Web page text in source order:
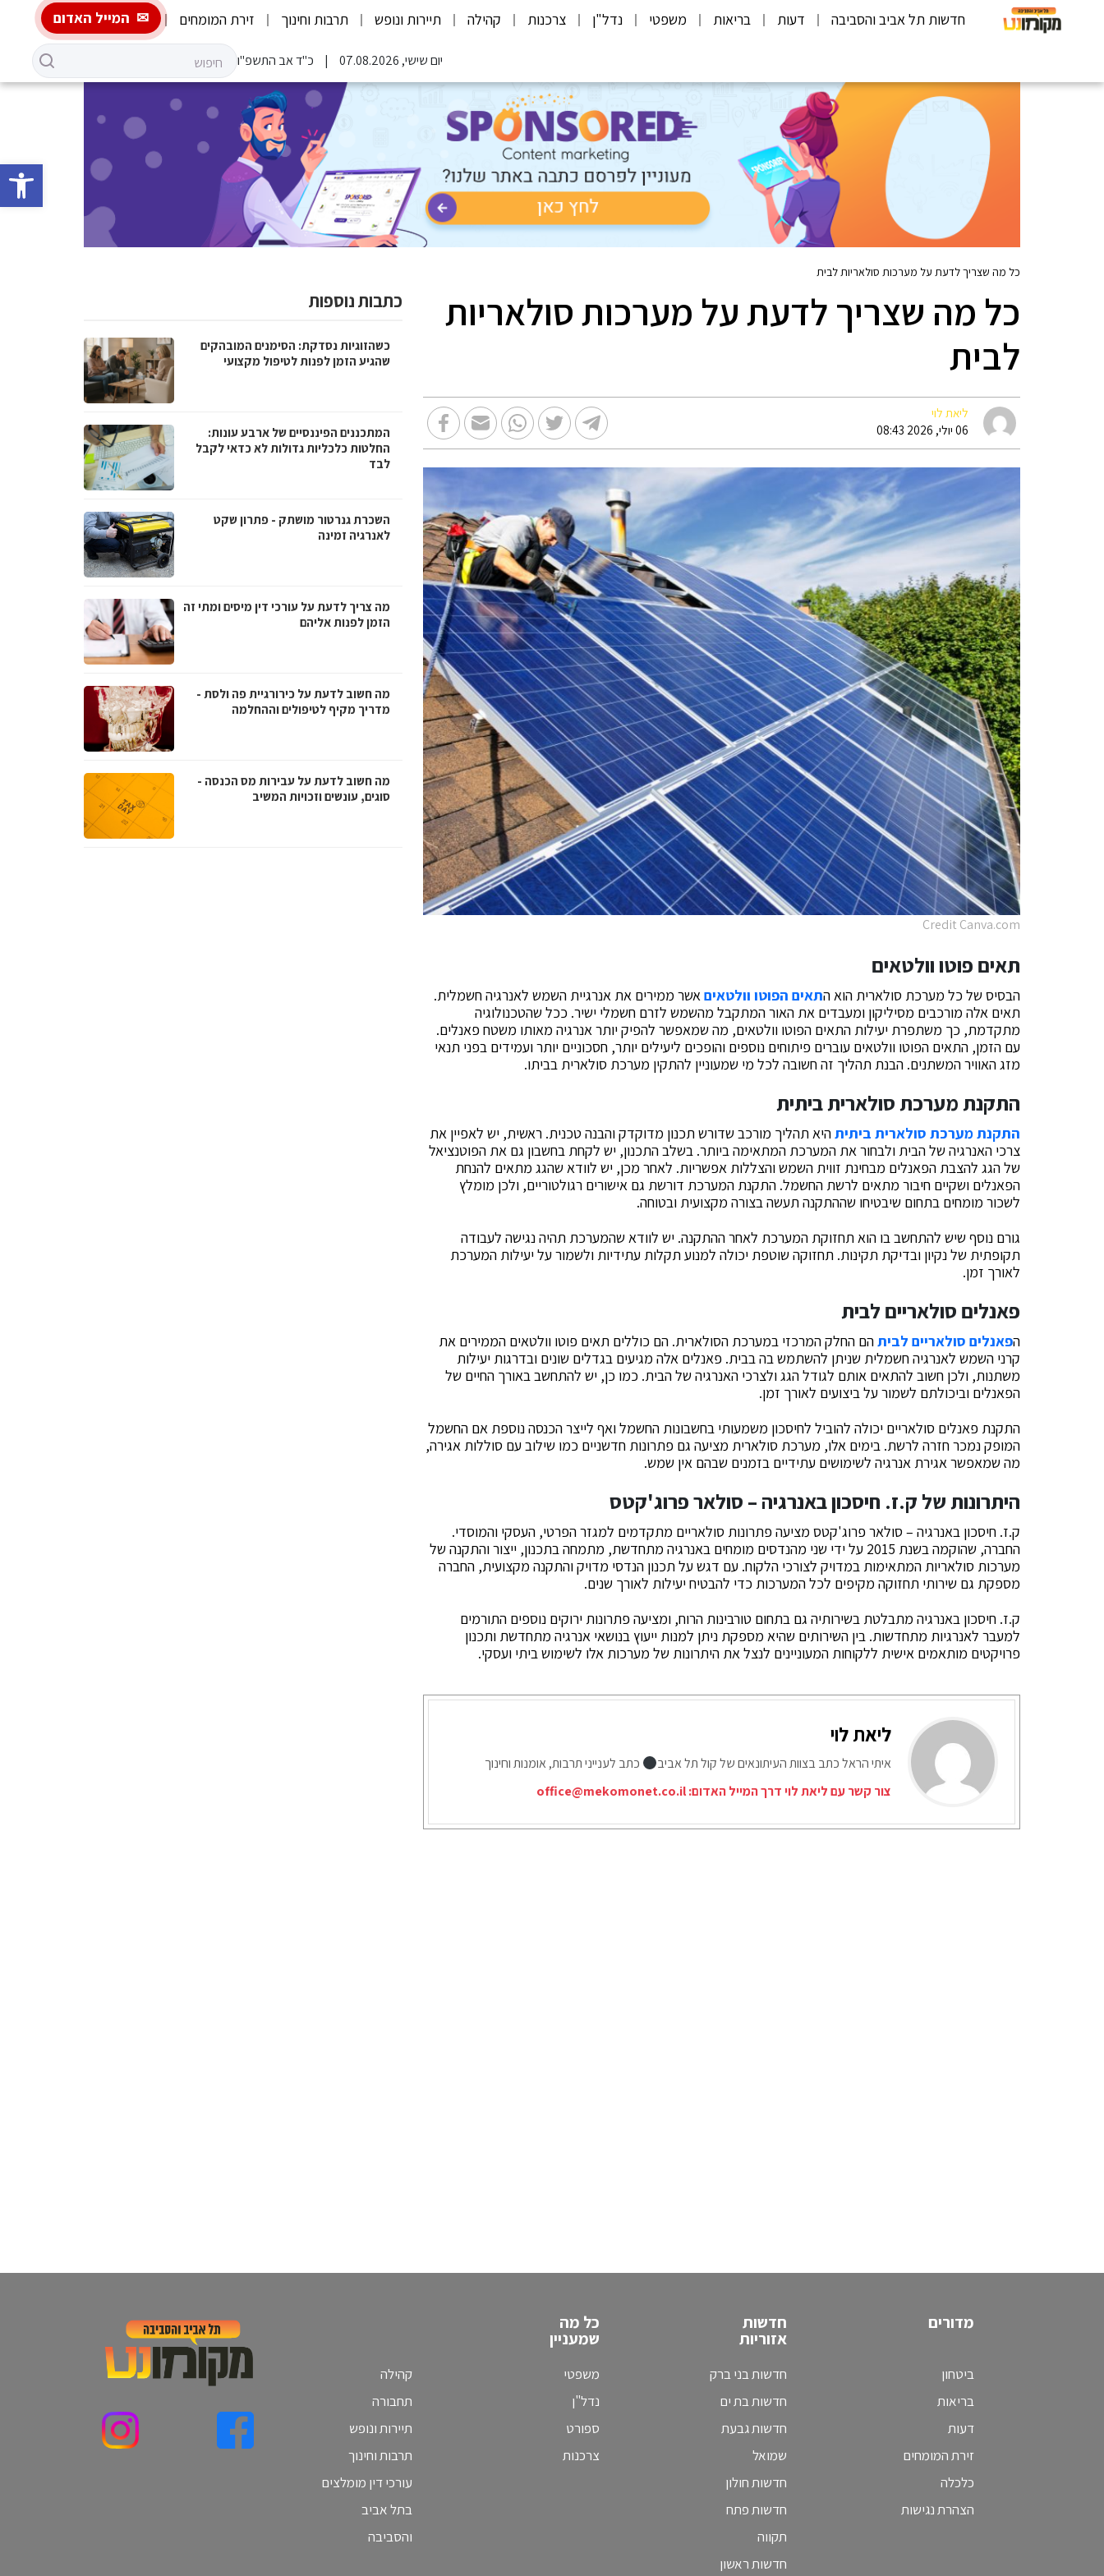
פתח
חדשות תל אביב והסביבה דעות בריאות משפטי נדל"ן צרכנות קהילה תיירות ונופש תרבות וחינוך זירת המומחים המייל האדום
יום שישי, 07.08.2026 כ"ד אב התשפ"ו
כל מה שצריך לדעת על מערכות סולאריות לבית
כל מה שצריך לדעת על מערכות סולאריות
לבית
ליאת לוי
06 יולי, 2026 08:43
Credit Canva.com
תאים פוטו וולטאים
הבסיס של כל מערכת סולארית הוא התאים הפוטו וולטאיםאשר ממירים את אנרגיית השמש לאנרגיה חשמלית.
תאים אלה מורכבים מסיליקון ומעבדים את האור המתקבל מהשמש לזרם חשמלי ישיר. ככל שהטכנולוגיה
מתקדמת, כך משתפרת יעילות התאים הפוטו וולטאים, מה שמאפשר להפיק יותר אנרגיה מאותו משטח פאנלים.
עם הזמן, התאים הפוטו וולטאים עוברים פיתוחים נוספים והופכים ליעילים יותר, חסכוניים יותר ועמידים בפני תנאי
מזג האוויר המשתנים. הבנת תהליך זה חשובה לכל מי שמעוניין להתקין מערכת סולארית בביתו.
התקנת מערכת סולארית ביתית
התקנת מערכת סולארית ביתיתהיא תהליך מורכב שדורש תכנון מדוקדק והבנה טכנית. ראשית, יש לאפיין את
צרכי האנרגיה של הבית ולבחור את המערכת המתאימה ביותר. בשלב התכנון, יש לקחת בחשבון גם את הפוטנציאל
של הגג להצבת הפאנלים מבחינת זווית השמש והצללות אפשריות. לאחר מכן, יש לוודא שהגג מתאים להנחת
הפאנלים ושקיים חיבור מתאים לרשת החשמל. התקנת המערכת דורשת גם אישורים רגולטוריים, ולכן מומלץ
לשכור מומחים בתחום שיבטיחו שההתקנה תעשה בצורה מקצועית ובטוחה.
גורם נוסף שיש להתחשב בו הוא תחזוקת המערכת לאחר ההתקנה. יש לוודא שהמערכת תהיה נגישה לעבודה
תקופתית של נקיון ובדיקת תקינות. תחזוקה שוטפת יכולה למנוע תקלות עתידיות ולשמור על יעילות המערכת
לאורך זמן.
פאנלים סולאריים לבית
הפאנלים סולאריים לביתהם החלק המרכזי במערכת הסולארית. הם כוללים תאים פוטו וולטאים הממירים את
קרני השמש לאנרגיה חשמלית שניתן להשתמש בה בבית. פאנלים אלה מגיעים בגדלים שונים ובדרגות יעילות
משתנות, ולכן חשוב להתאים אותם לגודל הגג ולצרכי האנרגיה של הבית. כמו כן, יש להתחשב באורך החיים של
הפאנלים וביכולתם לשמור על ביצועים לאורך זמן.
התקנת פאנלים סולאריים יכולה להוביל לחיסכון משמעותי בחשבונות החשמל ואף לייצר הכנסה נוספת אם החשמל
המופק נמכר חזרה לרשת. בימים אלו, מערכת סולארית מציעה גם פתרונות חדשניים כמו שילוב עם סוללות אגירה,
מה שמאפשר אגירת אנרגיה לשימושים עתידיים בזמנים שבהם אין שמש.
היתרונות של ק.ז. חיסכון באנרגיה – סולאר פרוג'קטס
ק.ז. חיסכון באנרגיה – סולאר פרוג'קטס מציעה פתרונות סולאריים מתקדמים למגזר הפרטי, העסקי והמוסדי.
החברה, שהוקמה בשנת 2015 על ידי שני מהנדסים מומחים באנרגיה מתחדשת, מתמחה בתכנון, ייצור והתקנה של
מערכות סולאריות המתאימות במדויק לצורכי הלקוח. עם דגש על תכנון הנדסי מדויק והתקנה מקצועית, החברה
מספקת גם שירותי תחזוקה מקיפים לכל המערכות כדי להבטיח יעילות לאורך שנים.
ק.ז. חיסכון באנרגיה מתבלטת בשירותיה גם בתחום טורבינות הרוח, ומציעה פתרונות ירוקים נוספים התורמים
למעבר לאנרגיות מתחדשות. בין השירותים שהיא מספקת ניתן למנות ייעוץ בנושאי אנרגיה מתחדשת ותכנון
פרויקטים מותאמים אישית ללקוחות המעוניינים לנצל את היתרונות של מערכות אלו לשימוש ביתי ועסקי.
ליאת לוי
איתי הראל כתב בצוות העיתונאים של קול תל אביב
כתב לענייני תרבות, אומנות וחינוך
צור קשר עם ליאת לוי דרך המייל האדום:office@mekomonet.co.il
כתבות נוספות
כשהזוגיות נסדקת: הסימנים המובהקים
שהגיע הזמן לפנות לטיפול מקצועי
המתכננים הפיננסיים של ארבע עונות:
החלטות כלכליות גדולות לא כדאי לקבל
לבד
השכרת גנרטור מושתק - פתרון שקט
לאנרגיה זמינה
מה צריך לדעת על עורכי דין מיסים ומתי זה
הזמן לפנות אליהם
מה חשוב לדעת על כירורגיית פה ולסת -
מדריך מקיף לטיפולים וההחלמה
מה חשוב לדעת על עבירות מס הכנסה -
סוגים, עונשים וזכויות המשיב
מדורים
ביטחון
בריאות
דעות
זירת המומחים
כלכלה
הצהרת נגישות
חדשות
אזוריות
חדשות בני ברק
חדשות בת ים
חדשות גבעת
שמואל
חדשות חולון
חדשות פתח
תקווה
חדשות ראשון
כל מה
שמעניין
משפטי
נדל"ן
ספורט
צרכנות
קהילה
תחבורה
תיירות ונופש
תרבות וחינוך
עורכי דין מומלצים
בתל אביב
והסביבה